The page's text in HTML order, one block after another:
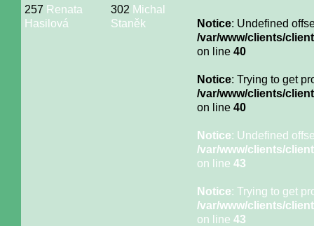
257 Renata
Hasilová
302 Michal
Staněk
Notice: Undefined
/var/www/clients/
on line 40
Notice: Trying to get
/var/www/clients/
on line 40
Notice: Undefined
/var/www/clients/
on line 43
Notice: Trying to get
/var/www/clients/
on line 43